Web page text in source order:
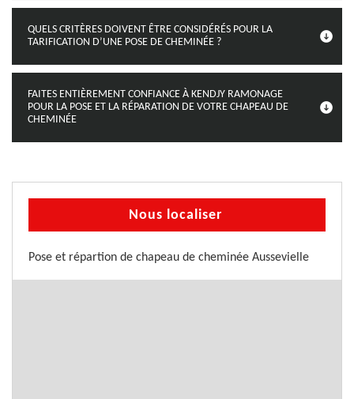
QUELS CRITÈRES DOIVENT ÊTRE CONSIDÉRÉS POUR LA
TARIFICATION D’UNE POSE DE CHEMINÉE ?
FAITES ENTIÈREMENT CONFIANCE À KENDJY RAMONAGE
POUR LA POSE ET LA RÉPARATION DE VOTRE CHAPEAU DE
CHEMINÉE
Nous localiser
Pose et répartion de chapeau de cheminée Aussevielle